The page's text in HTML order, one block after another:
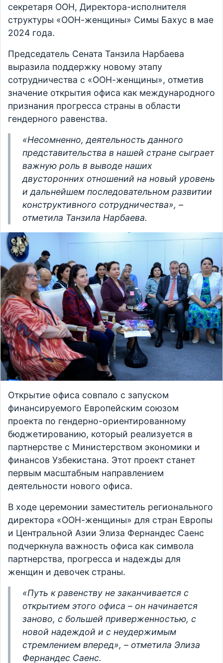
секретаря ООН, Директора-исполнителя
структуры «ООН-женщины» Симы Бахус в мае
2024 года.
Председатель Сената Танзила Нарбаева
выразила поддержку новому этапу
сотрудничества с «ООН-женщины», отметив
значение открытия офиса как международного
признания прогресса страны в области
гендерного равенства.
«Несомненно, деятельность данного
представительства в нашей стране сыграет
важную роль в выводе наших
двусторонних отношений на новый уровень
и дальнейшем последовательном развитии
конструктивного сотрудничества», –
отметила Танзила Нарбаева.
Открытие офиса совпало с запуском
финансируемого Европейским союзом
проекта по гендерно-ориентированному
бюджетированию, который реализуется в
партнерстве с Министерством экономики и
финансов Узбекистана. Этот проект станет
первым масштабным направлением
деятельности нового офиса.
В ходе церемонии заместитель регионального
директора «ООН-женщины» для стран Европы
и Центральной Азии Элиза Фернандес Саенс
подчеркнула важность офиса как символа
партнерства, прогресса и надежды для
женщин и девочек страны.
«Путь к равенству не заканчивается с
открытием этого офиса – он начинается
заново, с большей приверженностью, с
новой надеждой и с неудержимым
стремлением вперед», – отметила Элиза
Фернандес Саенс.